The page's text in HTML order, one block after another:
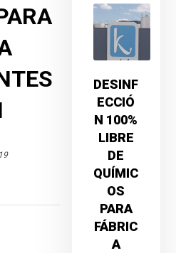
DESINF
ECCIÓ
N 100%
LIBRE
DE
QUÍMIC
OS
PARA
FÁBRIC
A